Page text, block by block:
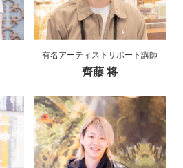
有名アーティストサポート講師
齊藤 将